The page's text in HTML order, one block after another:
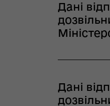
Дані
Дані